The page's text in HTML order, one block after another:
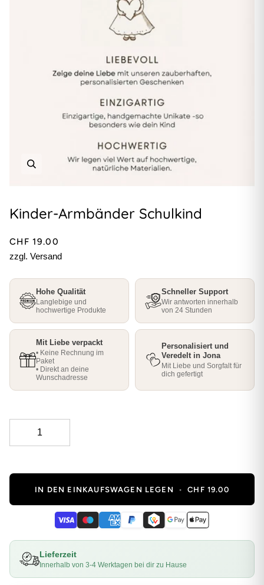
Kinder-Armbänder Schulkind
CHF 19.00
zzgl. Versand
Hohe Qualität
Langlebige und
hochwertige Produkte
Schneller Support
Wir antworten innerhalb
von 24 Stunden
Mit Liebe verpackt
• Keine Rechnung im
Paket
• Direkt an deine
Wunschadresse
Personalisiert und
Veredelt in Jona
Mit Liebe und Sorgfalt für
dich gefertigt
IN DEN EINKAUFSWAGEN LEGEN • CHF 19.00
Lieferzeit
Innerhalb von 3-4 Werktagen bei dir zu Hause